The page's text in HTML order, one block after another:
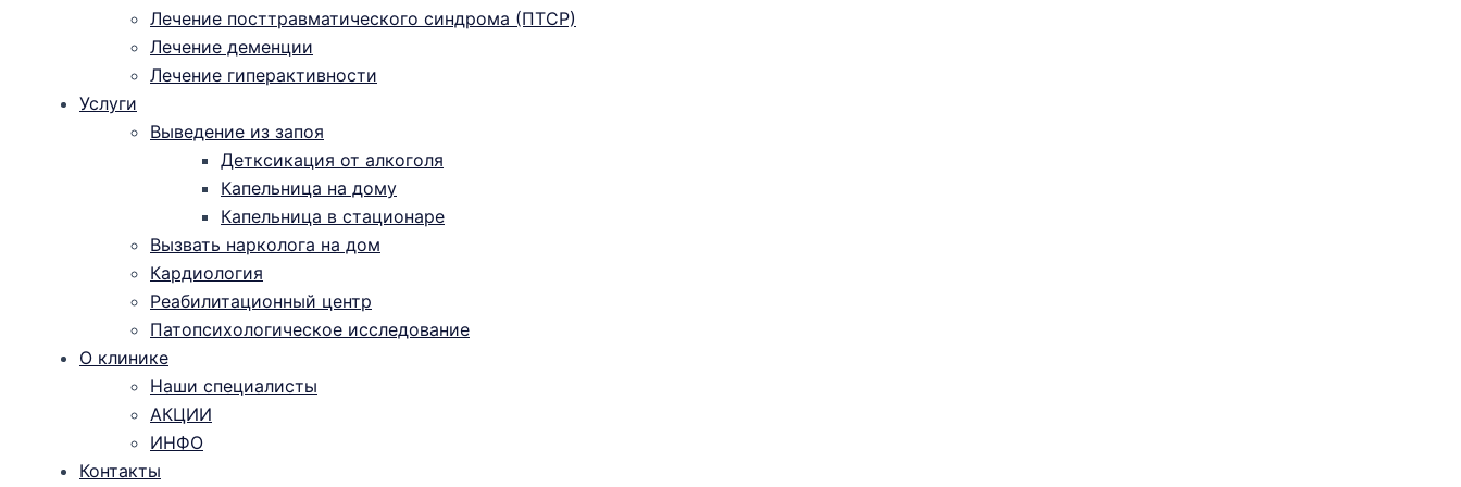
Лечение посттравматического синдрома (ПТСР)
Лечение деменции
Лечение гиперактивности
Услуги
Выведение из запоя
Детксикация от алкоголя
Капельница на дому
Капельница в стационаре
Вызвать нарколога на дом
Кардиология
Реабилитационный центр
Патопсихологическое исследование
О клинике
Наши специалисты
АКЦИИ
ИНФО
Контакты